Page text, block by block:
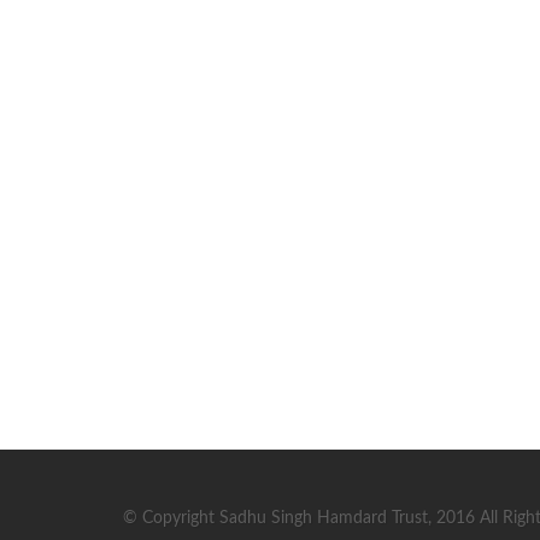
© Copyright Sadhu Singh Hamdard Trust, 2016 All